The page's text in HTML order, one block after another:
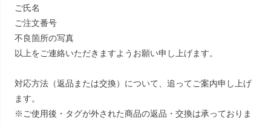
ご氏名
ご注文番号
不良箇所の写真
以上をご連絡いただきますようお願い申し上げます。
対応方法（返品または交換）について、追ってご案内申し上げ
ます。
※ご使用後・タグが外された商品の返品・交換は承っておりま